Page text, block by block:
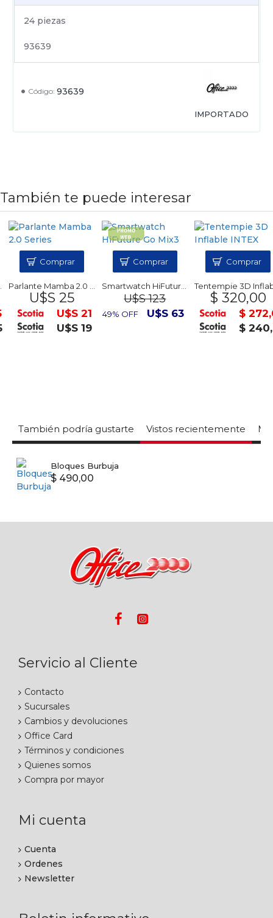
Código: 93639
IMPORTADO
24 piezas
93639
También te puede interesar
Parlante Mamba 2.0 Series
U$S 25
U$S 21
U$S 19
Comprar
Smartwatch HiFuture Go Mix3
U$S 123
49% OFF U$S 63
Comprar
Tentempie 3D Inflable INTEX
$ 320,00
$
$
Comprar
También podría gustarte Vistos recientemente
Bloques Burbuja
$ 490,00
Servicio al Cliente
Contacto
Sucursales
Cambios y devoluciones
Office Card
Términos y condiciones
Quienes somos
Compra por mayor
Mi cuenta
Cuenta
Ordenes
Newsletter